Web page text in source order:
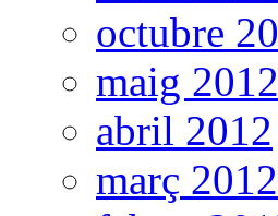
octubre
maig 2012
abril 2012
març 2012